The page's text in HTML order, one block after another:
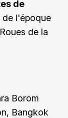
de
de l'époque
de la
Borom
Bangkok